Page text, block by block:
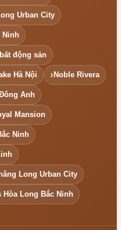
Urban City
Ninh
động sản
Hà Nội Noble Rivera
Anh
Mansion
Ninh
Long Urban City
Hòa Long Bắc Ninh